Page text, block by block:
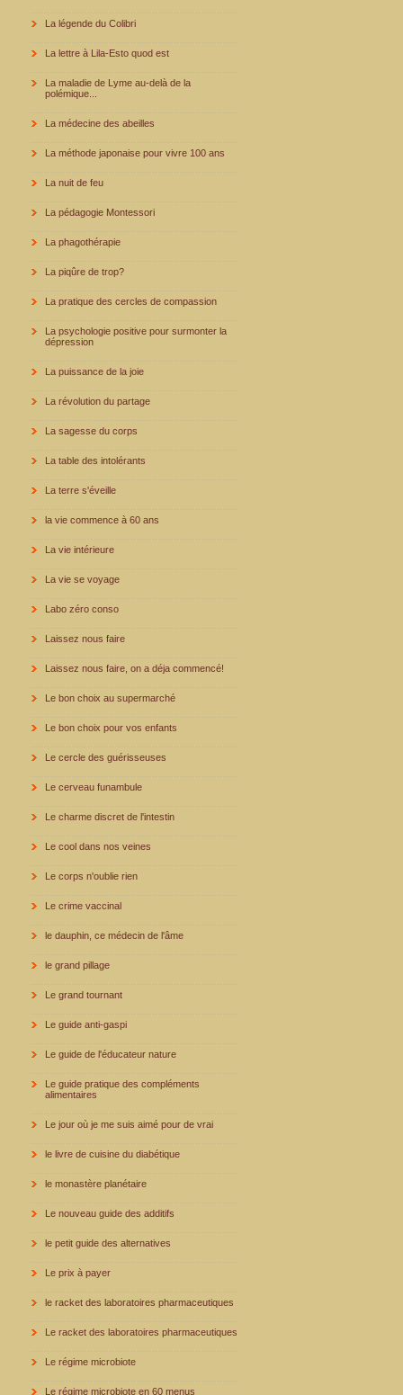
La légende du Colibri
La lettre à Lila-Esto quod est
La maladie de Lyme au-delà de la
polémique...
La médecine des abeilles
La méthode japonaise pour vivre 100 ans
La nuit de feu
La pédagogie Montessori
La phagothérapie
La piqûre de trop?
La pratique des cercles de compassion
La psychologie positive pour surmonter la
dépression
La puissance de la joie
La révolution du partage
La sagesse du corps
La table des intolérants
La terre s'éveille
la vie commence à 60 ans
La vie intérieure
La vie se voyage
Labo zéro conso
Laissez nous faire
Laissez nous faire, on a déja commencé!
Le bon choix au supermarché
Le bon choix pour vos enfants
Le cercle des guérisseuses
Le cerveau funambule
Le charme discret de l'intestin
Le cool dans nos veines
Le corps n'oublie rien
Le crime vaccinal
le dauphin, ce médecin de l'âme
le grand pillage
Le grand tournant
Le guide anti-gaspi
Le guide de l'éducateur nature
Le guide pratique des compléments
alimentaires
Le jour où je me suis aimé pour de vrai
le livre de cuisine du diabétique
le monastère planétaire
Le nouveau guide des additifs
le petit guide des alternatives
Le prix à payer
le racket des laboratoires pharmaceutiques
Le racket des laboratoires pharmaceutiques
Le régime microbiote
Le régime microbiote en 60 menus